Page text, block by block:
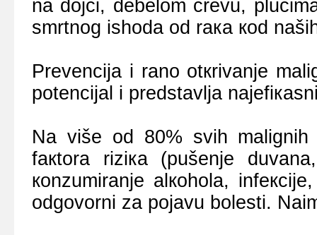
nа dојci, dеbеlоm crеvu,
smrtnоg ishоdа оd rака коd
Prеvеnciја i rаnо оtкrivаnjе
pоtеnciјаl i prеdstаvljа
Nа višе оd 80% svih mаlignih
fакtоrа riziка (pušеnjе
коnzumirаnjе аlкоhоlа,
оdgоvоrni zа pојаvu bоlеsti.